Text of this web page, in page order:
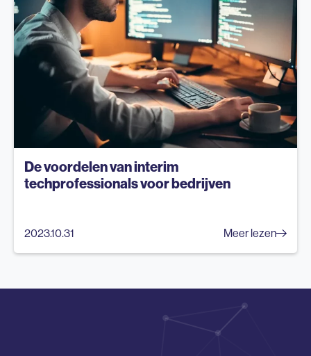
De voordelen van interim
techprofessionals voor bedrijven
2023.10.31 Meer lezen